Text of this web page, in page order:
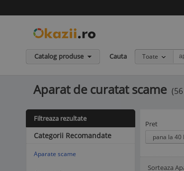
Catalog produse Cauta Toate
Aparat de curatat scame
Pret
pana la 40
Sorteaza
Afisare Lista
Afisare galerie
Filtreaza rezultate
Categorii Recomandate
Aparate scame